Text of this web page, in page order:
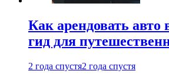
Как арендовать авто
гид для
2 года спустя2 года спустя